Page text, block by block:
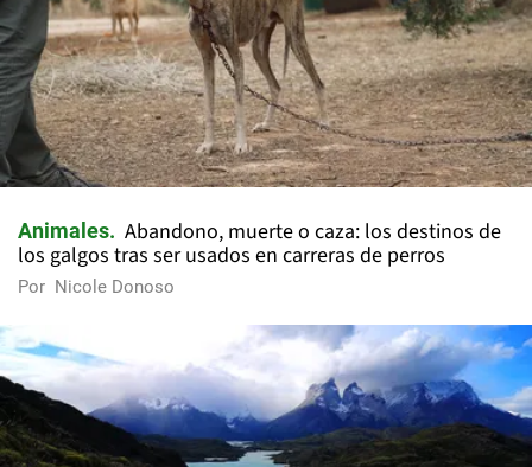
Animales
Abandono, muerte o caza: los destinos de
los galgos tras ser usados en carreras de perros
Por Nicole Donoso